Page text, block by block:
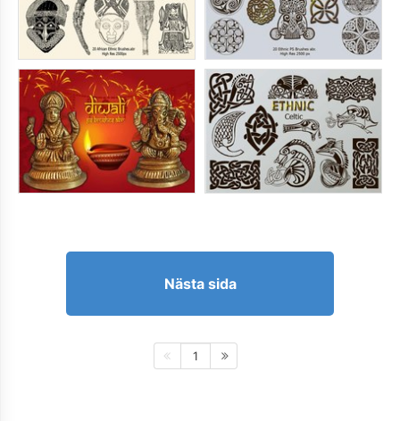
Nästa sida
1